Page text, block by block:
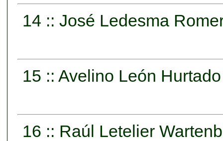
14 :: José Ledesma
15 :: Avelino León Hurtado
16 :: Raúl Letelier